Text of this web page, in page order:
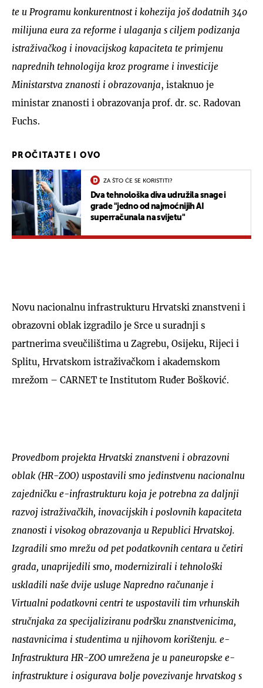
te u Programu konkurentnost i kohezija još dodatnih 340
milijuna eura za reforme i ulaganja s ciljem podizanja
istraživačkog i inovacijskog kapaciteta te primjenu
naprednih tehnologija kroz programe i investicije
Ministarstva znanosti i obrazovanja, istaknuo je
ministar znanosti i obrazovanja prof. dr. sc. Radovan
Fuchs.
PROČITAJTE I OVO
ZA ŠTO ĆE SE KORISTITI?
Dva tehnološka diva udružila snage i
grade "jedno od najmoćnijih AI
superračunala na svijetu"
Novu nacionalnu infrastrukturu Hrvatski znanstveni i
obrazovni oblak izgradilo je Srce u suradnji s
partnerima sveučilištima u Zagrebu, Osijeku, Rijeci i
Splitu, Hrvatskom istraživačkom i akademskom
mrežom – CARNET te Institutom Ruđer Bošković.
Provedbom projekta Hrvatski znanstveni i obrazovni
oblak (HR-ZOO) uspostavili smo jedinstvenu nacionalnu
zajedničku e-infrastrukturu koja je potrebna za daljnji
razvoj istraživačkih, inovacijskih i poslovnih kapaciteta
znanosti i visokog obrazovanja u Republici Hrvatskoj.
Izgradili smo mrežu od pet podatkovnih centara u četiri
grada, unaprijedili smo, modernizirali i tehnološki
uskladili naše dvije usluge Napredno računanje i
Virtualni podatkovni centri te uspostavili tim vrhunskih
stručnjaka za specijaliziranu podršku znanstvenicima,
nastavnicima i studentima u njihovom korištenju. e-
Infrastruktura HR-ZOO umrežena je u paneuropske e-
infrastrukture i osigurava bolje povezivanje hrvatskog s